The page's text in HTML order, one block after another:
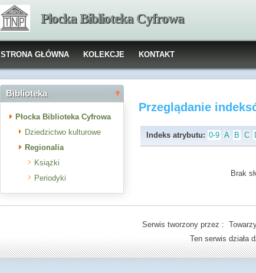
Płocka Biblioteka Cyfrowa
STRONA GŁÓWNA KOLEKCJE KONTAKT
Biblioteka
Płocka Biblioteka Cyfrowa
Dziedzictwo kulturowe
Regionalia
Książki
Periodyki
Przeglądanie
Indeks atrybutu: 0-9 A B C
Brak
Serwis tworzony przez :
Ten serwis działa